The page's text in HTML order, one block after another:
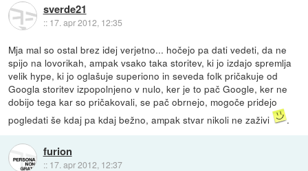
sverde21
:: 17. apr 2012, 12:35
Mja mal so ostal brez idej verjetno... hočejo pa dati vedeti, da ne
spijo na lovorikah, ampak vsako taka storitev, ki jo izdajo spremlja
velik hype, ki jo oglašuje superiono in seveda folk pričakuje od
Googla storitev izpopolnjeno v nulo, ker je to pač Google, ker ne
dobijo tega kar so pričakovali, se pač obrnejo, mogoče pridejo
pogledati še kdaj pa kdaj bežno, ampak stvar nikoli ne zaživi
.
furion
:: 17. apr 2012, 12:37